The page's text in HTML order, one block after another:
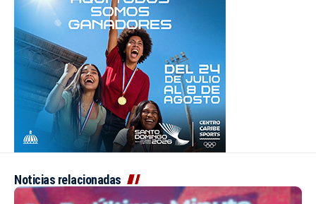
Noticias relacionadas